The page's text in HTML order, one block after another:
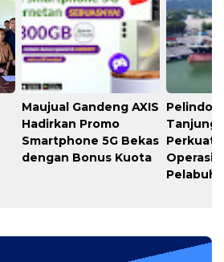
Maujual Gandeng AXIS
Hadirkan Promo
Smartphone 5G Bekas
dengan Bonus Kuota
Pelindo
Tanjung
Perkuat